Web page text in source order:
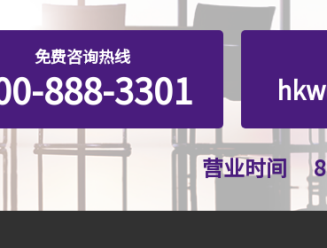
免费咨询热线
888-3301
营业时间